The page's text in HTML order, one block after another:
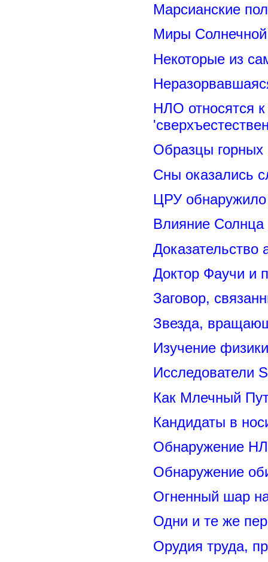
Марсианские
Миры
Некоторые из
НЛО относятся к
Образцы горных
Сны оказались
ЦРУ обнаружило
Влияние
Доказательство
Доктор Фаучи и
Заговор,
Звезда,
Изучение
Исследователи
Как Млечный
Кандидаты в
Обнаружение
Обнаружение
Огненный шар
Одни и те же
Орудия труда,